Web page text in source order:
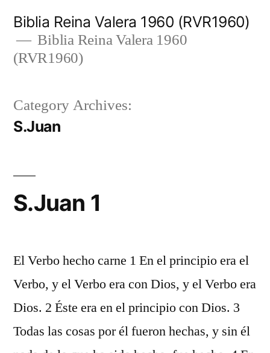
content
Biblia Reina Valera 1960 (RVR1960)
Biblia Reina Valera 1960
(RVR1960)
Category Archives:
S.Juan
S.Juan 1
El Verbo hecho carne 1 En el principio era el
Verbo, y el Verbo era con Dios, y el Verbo era
Dios. 2 Éste era en el principio con Dios. 3
Todas las cosas por él fueron hechas, y sin él